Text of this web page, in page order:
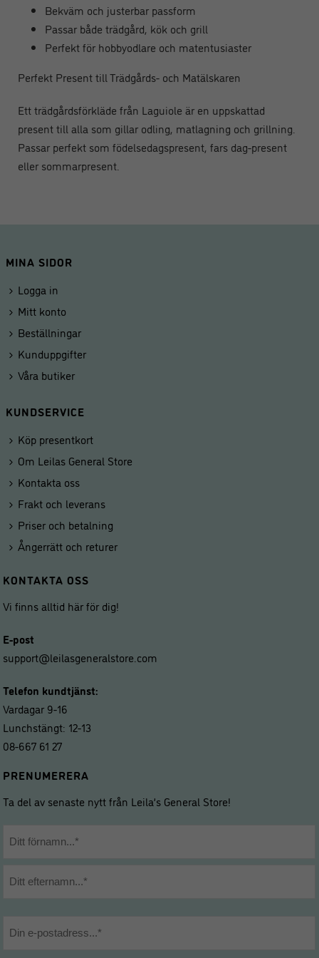
Bekväm och justerbar passform
Passar både trädgård, kök och grill
Perfekt för hobbyodlare och matentusiaster
Perfekt Present till Trädgårds- och Matälskaren
Ett trädgårdsförkläde från Laguiole är en uppskattad
present till alla som gillar odling, matlagning och grillning.
Passar perfekt som födelsedagspresent, fars dag-present
eller sommarpresent.
MINA SIDOR
Logga in
Mitt konto
Beställningar
Kunduppgifter
Våra butiker
KUNDSERVICE
Köp presentkort
Om Leilas General Store
Kontakta oss
Frakt och leverans
Priser och betalning
Ångerrätt och returer
KONTAKTA OSS
Vi finns alltid här för dig!
E-post
support@leilasgeneralstore.com
Telefon kundtjänst:
Vardagar 9-16
Lunchstängt: 12-13
08-667 61 27
PRENUMERERA
Ta del av senaste nytt från Leila’s General Store!